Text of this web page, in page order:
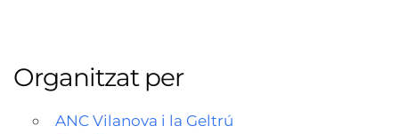
Organitzat per
ANC Vilanova i la Geltrú